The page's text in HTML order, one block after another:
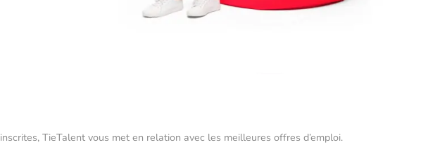
TieTalent vous met en relation avec les meilleures offres d’emploi.